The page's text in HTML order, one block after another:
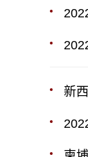
新